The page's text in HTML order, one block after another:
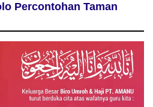
Percontohan Taman